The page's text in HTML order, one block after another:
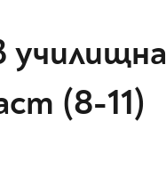
училищна
(8-11)